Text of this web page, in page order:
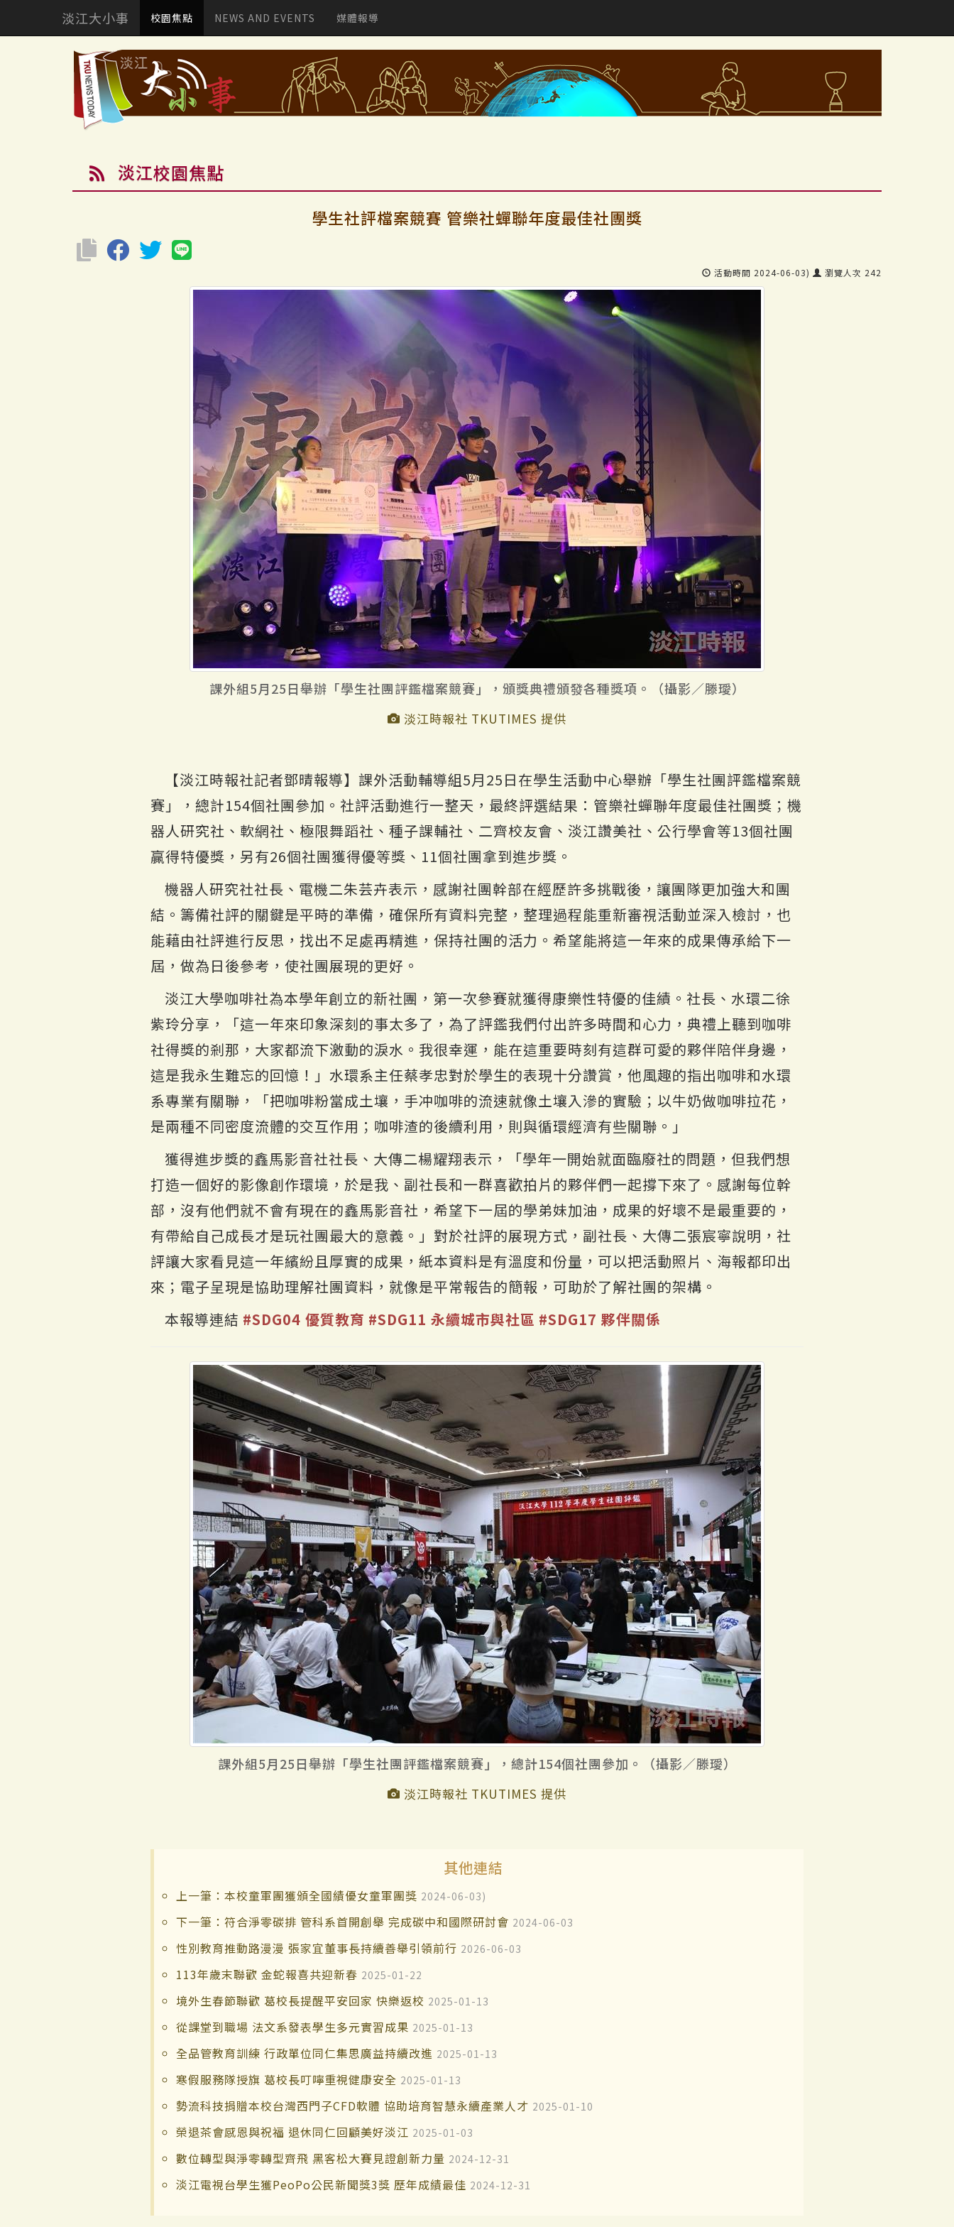
淡江大小事 校園焦點 NEWS AND EVENTS 媒體報導
淡江校園焦點
學生社評檔案競賽 管樂社蟬聯年度最佳社團獎
活動時間 2024-06-03) 瀏覽人次 242
課外組5月25日舉辦「學生社團評鑑檔案競賽」，頒獎典禮頒發各種獎項。（攝影／滕璦）
淡江時報社 TKUTIMES 提供
【淡江時報社記者鄧晴報導】課外活動輔導組5月25日在學生活動中心舉辦「學生社團評鑑檔案競
賽」，總計154個社團參加。社評活動進行一整天，最終評選結果：管樂社蟬聯年度最佳社團獎；機
器人研究社、軟網社、極限舞蹈社、種子課輔社、二齊校友會、淡江讚美社、公行學會等13個社團
贏得特優獎，另有26個社團獲得優等獎、11個社團拿到進步獎。
機器人研究社社長、電機二朱芸卉表示，感謝社團幹部在經歷許多挑戰後，讓團隊更加強大和團
結。籌備社評的關鍵是平時的準備，確保所有資料完整，整理過程能重新審視活動並深入檢討，也
能藉由社評進行反思，找出不足處再精進，保持社團的活力。希望能將這一年來的成果傳承給下一
屆，做為日後參考，使社團展現的更好。
淡江大學咖啡社為本學年創立的新社團，第一次參賽就獲得康樂性特優的佳績。社長、水環二徐
紫玲分享，「這一年來印象深刻的事太多了，為了評鑑我們付出許多時間和心力，典禮上聽到咖啡
社得獎的剎那，大家都流下激動的淚水。我很幸運，能在這重要時刻有這群可愛的夥伴陪伴身邊，
這是我永生難忘的回憶！」水環系主任蔡孝忠對於學生的表現十分讚賞，他風趣的指出咖啡和水環
系專業有關聯，「把咖啡粉當成土壤，手冲咖啡的流速就像土壤入滲的實驗；以牛奶做咖啡拉花，
是兩種不同密度流體的交互作用；咖啡渣的後續利用，則與循環經濟有些關聯。」
獲得進步獎的鑫馬影音社社長、大傳二楊耀翔表示，「學年一開始就面臨廢社的問題，但我們想
打造一個好的影像創作環境，於是我、副社長和一群喜歡拍片的夥伴們一起撐下來了。感謝每位幹
部，沒有他們就不會有現在的鑫馬影音社，希望下一屆的學弟妹加油，成果的好壞不是最重要的，
有帶給自己成長才是玩社團最大的意義。」對於社評的展現方式，副社長、大傳二張宸寧說明，社
評讓大家看見這一年繽紛且厚實的成果，紙本資料是有溫度和份量，可以把活動照片、海報都印出
來；電子呈現是協助理解社團資料，就像是平常報告的簡報，可助於了解社團的架構。
本報導連結 #SDG04 優質教育 #SDG11 永續城市與社區 #SDG17 夥伴關係
課外組5月25日舉辦「學生社團評鑑檔案競賽」，總計154個社團參加。（攝影／滕璦）
淡江時報社 TKUTIMES 提供
其他連結
上一筆：本校童軍團獲頒全國績優女童軍團獎 2024-06-03)
下一筆：符合淨零碳排 管科系首開創舉 完成碳中和國際研討會 2024-06-03
性別教育推動路漫漫 張家宜董事長持續善舉引領前行 2026-06-03
113年歲末聯歡 金蛇報喜共迎新春 2025-01-22
境外生春節聯歡 葛校長提醒平安回家 快樂返校 2025-01-13
從課堂到職場 法文系發表學生多元實習成果 2025-01-13
全品管教育訓練 行政單位同仁集思廣益持續改進 2025-01-13
寒假服務隊授旗 葛校長叮嚀重視健康安全 2025-01-13
勢流科技捐贈本校台灣西門子CFD軟體 協助培育智慧永續產業人才 2025-01-10
榮退茶會感恩與祝福 退休同仁回顧美好淡江 2025-01-03
數位轉型與淨零轉型齊飛 黑客松大賽見證創新力量 2024-12-31
淡江電視台學生獲PeoPo公民新聞獎3獎 歷年成績最佳 2024-12-31